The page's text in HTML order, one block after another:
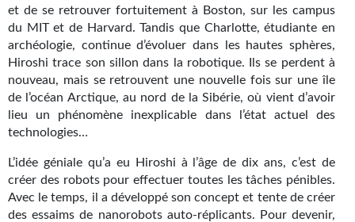
Nouvelles
Bifrost
Livres audio
Gratuit
Sans DRM
BIFROST
Tous les numéros
et de se retrouver fortuitement à Boston, sur les campus
du MIT et de Harvard. Tandis que Charlotte, étudiante en
archéologie, continue d’évoluer dans les hautes sphères,
Hiroshi trace son sillon dans la robotique. Ils se perdent à
nouveau, mais se retrouvent une nouvelle fois sur une île
de l’océan Arctique, au nord de la Sibérie, où vient d’avoir
lieu un phénomène inexplicable dans l’état actuel des
technologies…
L’idée géniale qu’a eu Hiroshi à l’âge de dix ans, c’est de
créer des robots pour effectuer toutes les tâches pénibles.
Avec le temps, il a développé son concept et tente de créer
des essaims de nanorobots auto-réplicants. Pour devenir,